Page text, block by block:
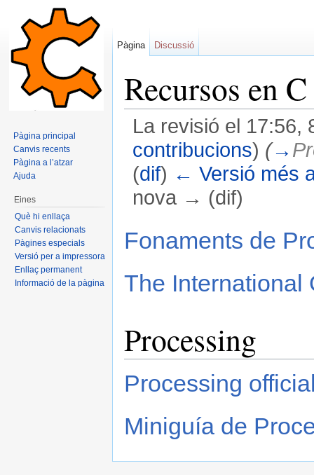
Recursos en C
La revisió el 17:56,
contribucions) (→
(dif) ← Versió més
nova → (dif)
Fonaments de
The International
Processing
Processing
Miniguía de
Pàgina Discussió
Pàgina principal
Canvis recents
Pàgina a l’atzar
Ajuda
Eines
Què hi enllaça
Canvis relacionats
Pàgines especials
Versió per a impressora
Enllaç permanent
Informació de la pàgina